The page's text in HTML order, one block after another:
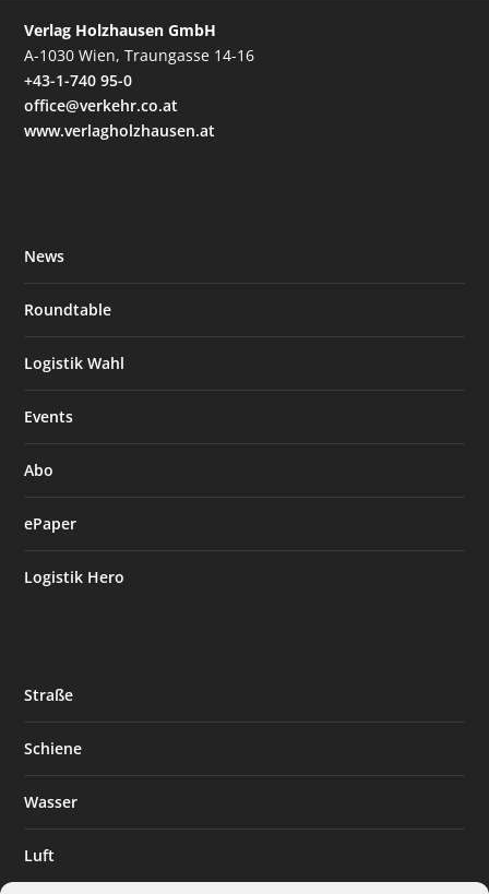
Verlag Holzhausen GmbH
A-1030 Wien, Traungasse 14-16
+43-1-740 95-0
office@verkehr.co.at
www.verlagholzhausen.at
News
Roundtable
Logistik Wahl
Events
Abo
ePaper
Logistik Hero
Straße
Schiene
Wasser
Luft